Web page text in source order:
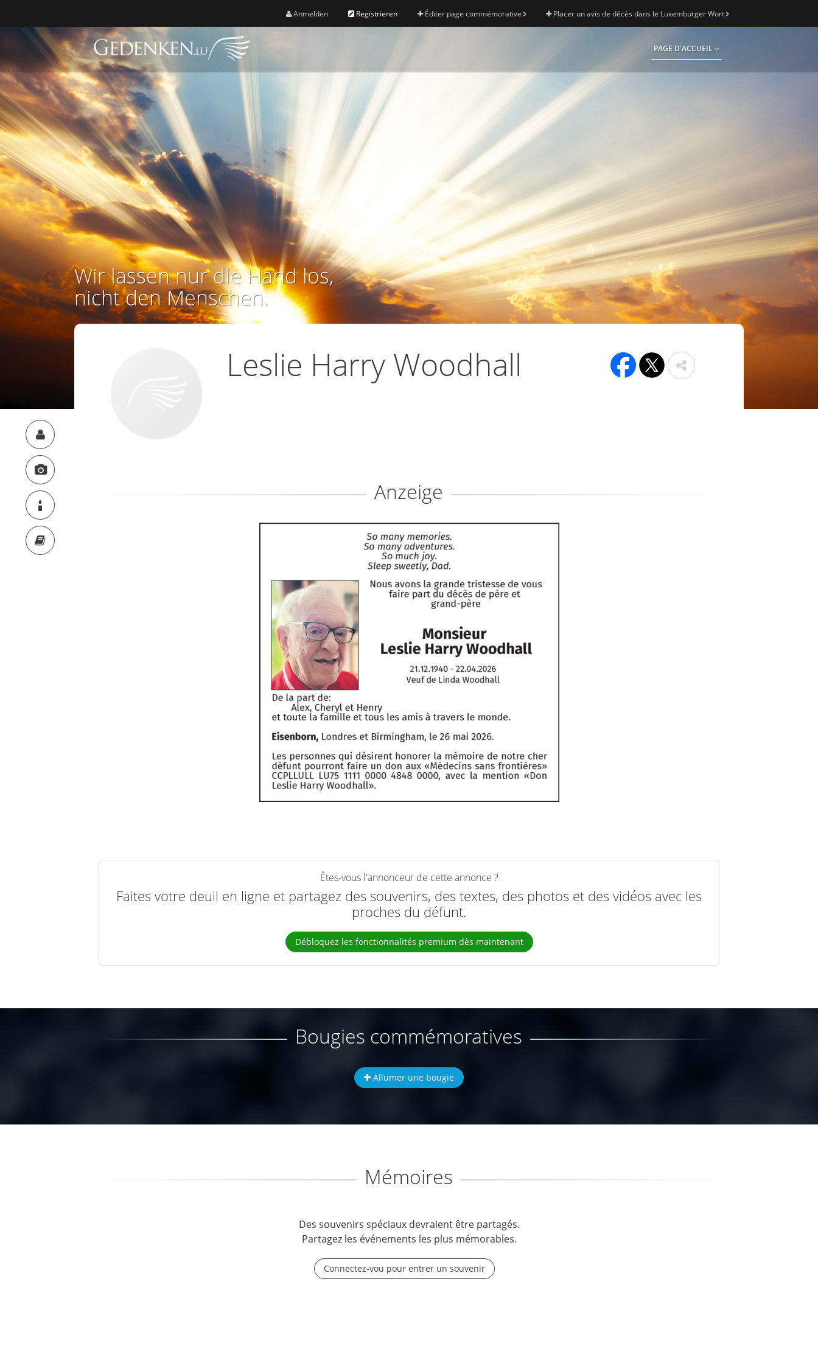
Anmelden Registrieren Éditer page commémorative Placer un avis de décès dans le Luxemburger Wort
PAGE D'ACCUEIL
Wir lassen nur die Hand los,
nicht den Menschen.
Leslie Harry Woodhall
Anzeige
Êtes-vous l'annonceur de cette annonce ?
Faites votre deuil en ligne et partagez des souvenirs, des textes, des photos et des vidéos avec les
proches du défunt.
Débloquez les fonctionnalités premium dès maintenant
Bougies commémoratives
Allumer une bougie
Mémoires
Des souvenirs spéciaux devraient être partagés.
Partagez les événements les plus mémorables.
Connectez-vou pour entrer un souvenir